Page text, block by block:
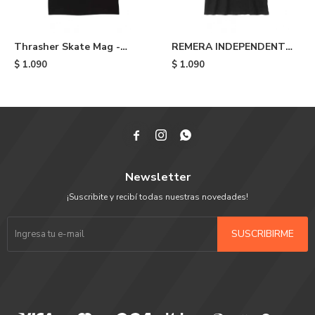
Thrasher Skate Mag -
Black
$ 1.090
REMERA INDEPENDENT
SPAN LOGO - Black
$ 1.090
  
Newsletter
¡Suscribite y recibí todas nuestras novedades!
SUSCRIBIRME